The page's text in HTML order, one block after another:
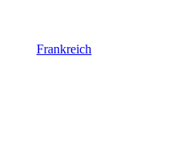
Frankreich